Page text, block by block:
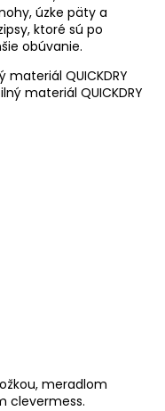
úzke päty a
ktoré sú po
obúvanie.
QUICKDRY
materiál QUICKDRY
meradlom
clevermess.